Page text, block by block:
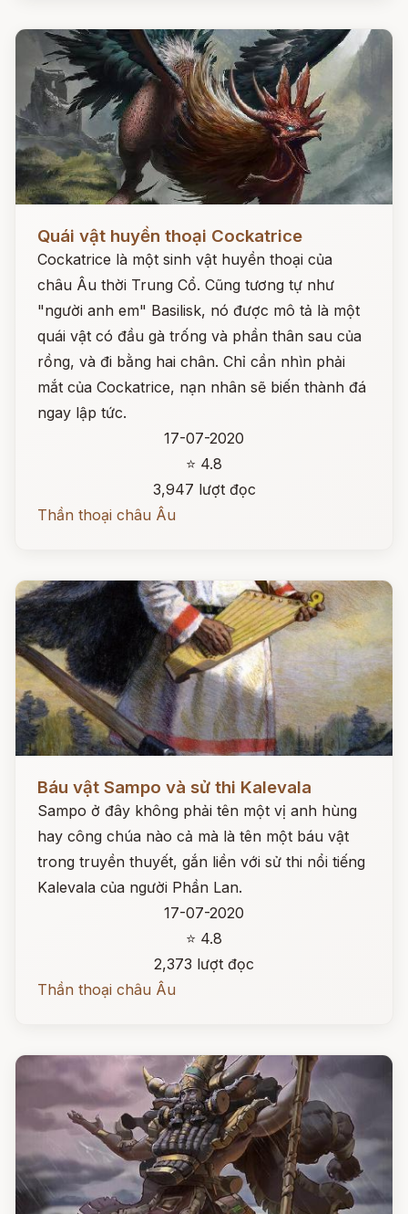
Quái vật huyền thoại Cockatrice
Cockatrice là một sinh vật huyền thoại của
châu Âu thời Trung Cổ. Cũng tương tự như
"người anh em" Basilisk, nó được mô tả là một
quái vật có đầu gà trống và phần thân sau của
rồng, và đi bằng hai chân. Chỉ cần nhìn phải
mắt của Cockatrice, nạn nhân sẽ biến thành đá
ngay lập tức.
17-07-2020
⭐ 4.8
3,947 lượt đọc
Thần thoại châu Âu
Báu vật Sampo và sử thi Kalevala
Sampo ở đây không phải tên một vị anh hùng
hay công chúa nào cả mà là tên một báu vật
trong truyền thuyết, gắn liền với sử thi nổi tiếng
Kalevala của người Phần Lan.
17-07-2020
⭐ 4.8
2,373 lượt đọc
Thần thoại châu Âu